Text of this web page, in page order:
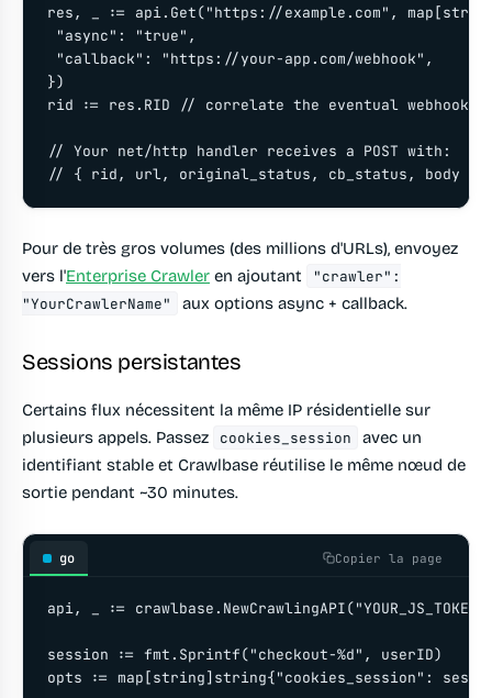
res, _ := api.Get("https://example.com",
"async": "true",
"callback": "https://your-app.com/webhook",
})
rid := res.RID // correlate the eventual webhook
// Your net/http handler receives a POST with:
Pour de très gros volumes (des millions d'URLs), envoyez
vers l'Enterprise Crawler en ajoutant
"crawler":
"YourCrawlerName"
aux options async + callback.
Sessions persistantes
Certains flux nécessitent la même IP résidentielle sur
plusieurs appels. Passez
cookies_session
avec un
identifiant stable et Crawlbase réutilise le même nœud de
sortie pendant ~30 minutes.
go Copier la page
api, _ :=
session := fmt.Sprintf("checkout-%d", userID)
opts := map[string]string{"cookies_session":